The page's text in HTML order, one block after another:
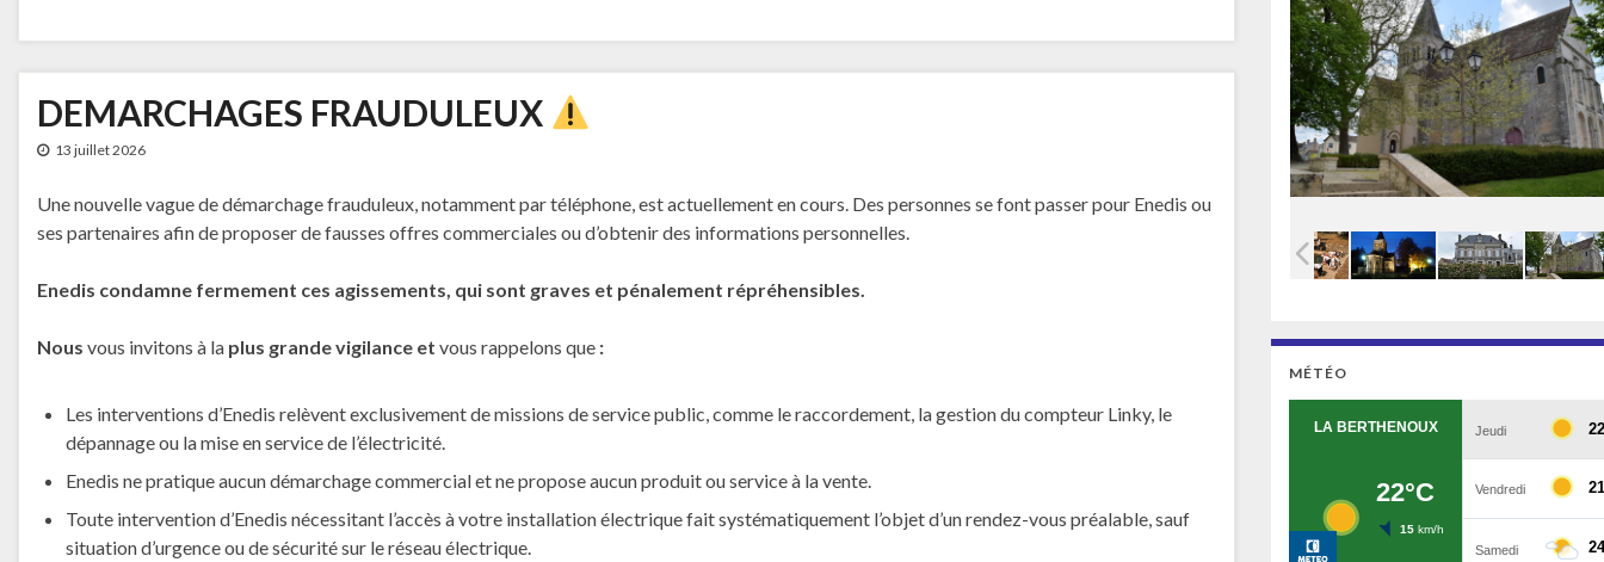
DEMARCHAGES FRAUDULEUX
13 juillet 2026
Une nouvelle vague de démarchage frauduleux, notamment par téléphone, est actuellement en cours. Des personnes se font passer pour Enedis ou
ses partenaires afin de proposer de fausses offres commerciales ou d’obtenir des informations personnelles.
Enedis condamne fermement ces agissements, qui sont graves et pénalement répréhensibles.
Nous vous invitons à la plus grande vigilance et vous rappelons que :
Les interventions d’Enedis relèvent exclusivement de missions de service public, comme le raccordement, la gestion du compteur Linky, le
dépannage ou la mise en service de l’électricité.
Enedis ne pratique aucun démarchage commercial et ne propose aucun produit ou service à la vente.
Toute intervention d’Enedis nécessitant l’accès à votre installation électrique fait systématiquement l’objet d’un rendez-vous préalable, sauf
situation d’urgence ou de sécurité sur le réseau électrique.
MÉTÉO